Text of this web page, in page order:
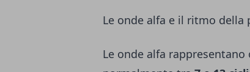
Le onde alfa e il ritmo della
Le onde alfa